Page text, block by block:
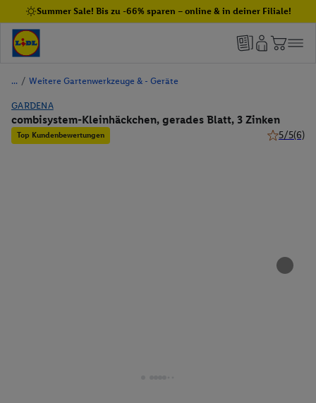
Summer Sale! Bis zu -66% sparen – online & in deiner Filiale!
/ Weitere Gartenwerkzeuge & - Geräte
GARDENA
combisystem-Kleinhäckchen, gerades Blatt, 3 Zinken
Top Kundenbewertungen 5/5(6)